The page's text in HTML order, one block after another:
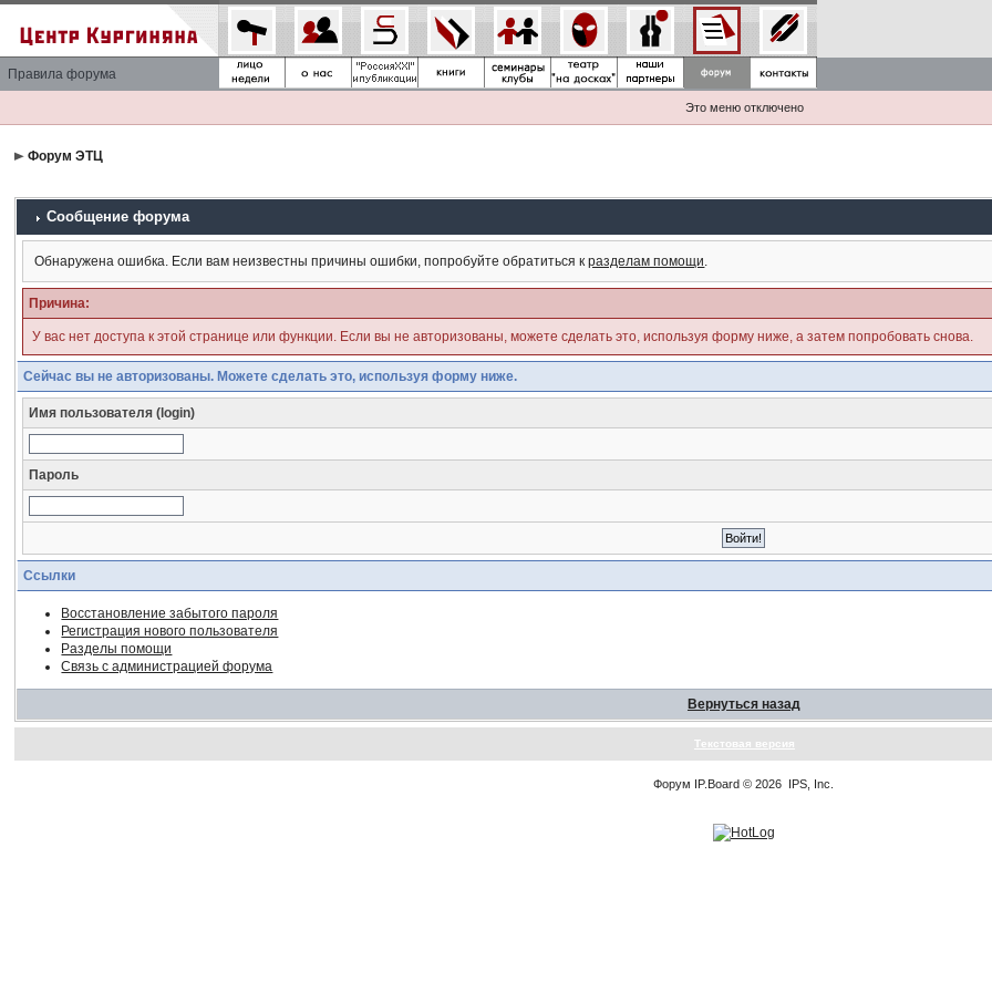
Правила форума
Это меню отключено
Форум ЭТЦ
Сообщение форума
Обнаружена ошибка. Если вам неизвестны причины ошибки, попробуйте обратиться кразделам помощи.
Причина:
У вас нет доступа к этой странице или функции. Если вы не авторизованы, можете сделать это, используя форму ниже, а затем попробовать снова.
Сейчас вы не авторизованы. Можете сделать это, используя форму ниже.
Имя пользователя (login)
Пароль
Ссылки
Восстановление забытого пароля
Регистрация нового пользователя
Разделы помощи
Связь с администрацией форума
Вернуться назад
Текстовая версия
Форум IP.Board © 2026 IPS, Inc